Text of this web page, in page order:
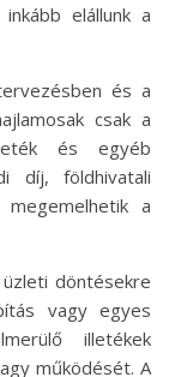
elállunk a
és a
csak a
és egyéb
díj, földhivatali
a
döntésekre
vagy egyes
illetékek
működését. A